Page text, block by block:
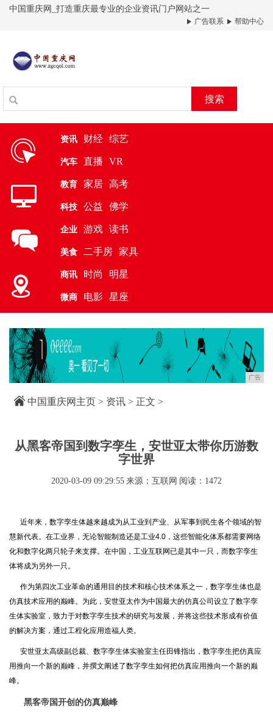
中国重庆网_打造重庆最专业的企业资讯门户网站之一
广告联系 帮助中心
搜索
资讯 财经 综艺
汽车 直播 VR
教育 家居 高考
科技 公益 佛学
企业 游戏 读书
美食 二手房 家具
商讯 时尚 明星
微商 电影 星座
广告
中国重庆网主页 > 资讯 > 正文 >
从黑客帝国到数字孪生，安世亚太带你历游数
字世界
2020-03-09 09:29:55 来源：互联网 阅读：1472
近年来，数字孪生体越来越成为从工业到产业、从军事到民生各个领域的智
慧新代表。在工业界，无论智能制造还是工业4.0，这些智能化体系都需要网络
化和数字化两只轮子来支撑。在中国，工业互联网已是其中一只，而数字孪生
体将成为另外一只。
作为第四次工业革命的通用目的技术和核心技术体系之一，数字孪生体也是
仿真技术应用的巅峰。为此，安世亚太作为中国最大的仿真公司设立了数字孪
生体实验室，致力于对数字孪生技术的研究与发展，并将这些技术形成有价值
的解决方案，通过工程化应用造福人类。
安世亚太高级副总裁、数字孪生体实验室主任田锋指出，数字孪生把仿真应
用推向一个新的巅峰，并撰文阐述了数字孪生如何把仿真应用推向一个新的巅
峰。
黑客帝国开创的仿真巅峰